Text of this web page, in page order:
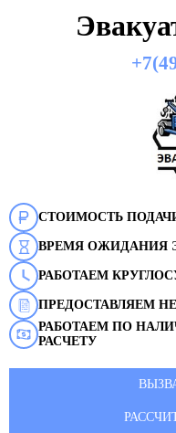
СТОИМОСТЬ
ВРЕМЯ ОЖИДАНИЯ
РАБОТАЕМ
ПРЕДОСТАВЛЯЕМ
РАБОТАЕМ ПО
РАСЧЕТУ